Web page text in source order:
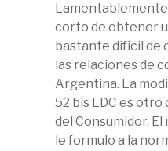
Lamentablemente
corto de obtener
bastante difícil de
las relaciones de
Argentina. La
52 bis LDC es
del Consumidor.
le formulo a la